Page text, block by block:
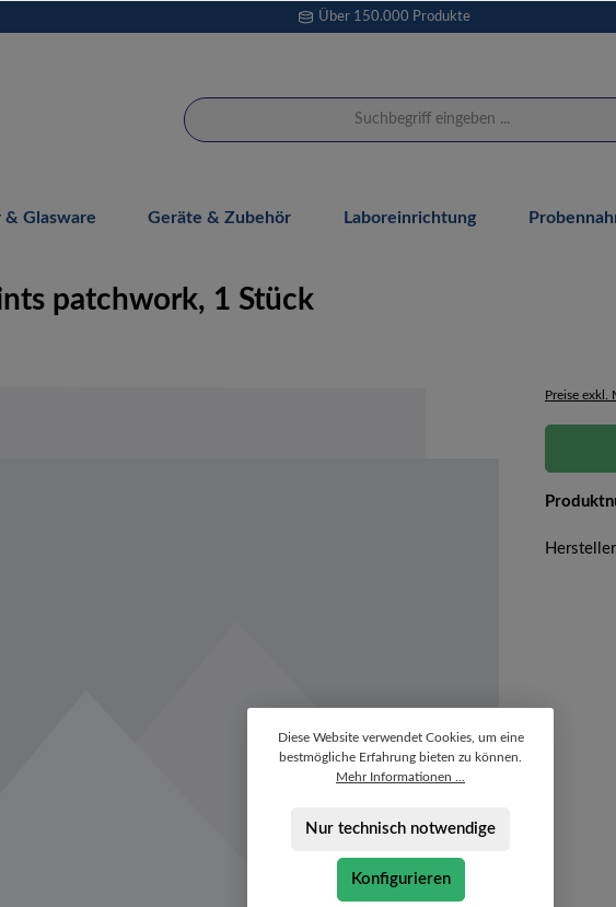
Über 150.000 Produkte
& Glasware Geräte & Zubehör Laboreinrichtung
patchwork, 1 Stück
Preise exkl.
Diese Website verwendet Cookies, um eine
bestmögliche Erfahrung bieten zu können.
Mehr Informationen ...
Nur technisch notwendige
Konfigurieren